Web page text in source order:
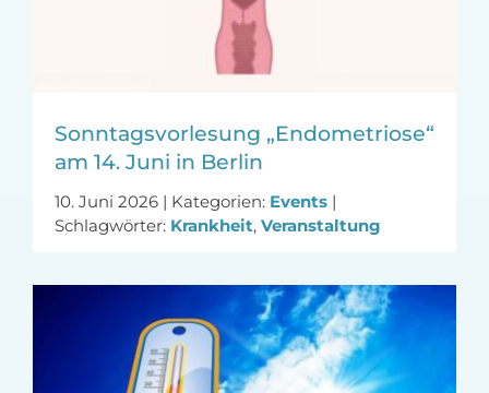
Sonntagsvorlesung „Endometriose“
am 14. Juni in Berlin
10. Juni 2026 | Kategorien: Events |
Schlagwörter: Krankheit, Veranstaltung